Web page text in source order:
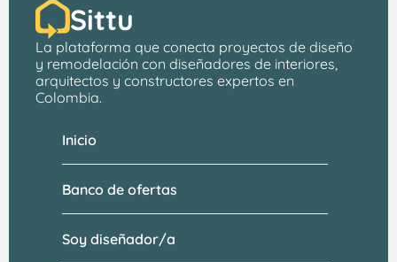
Sittu
La plataforma que conecta proyectos de diseño
y remodelación con diseñadores de interiores,
arquitectos y constructores expertos en
Colombia.
Banco de ofertas
Soy diseñador/a
Inicio